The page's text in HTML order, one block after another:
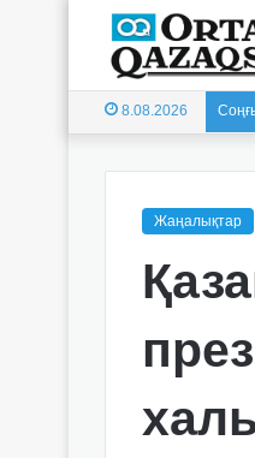
8.08.2026
Жаңалықтар